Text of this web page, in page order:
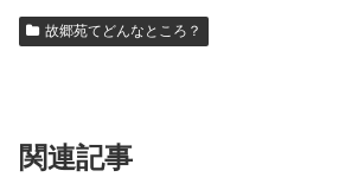
故郷苑てどんなところ？
関連記事